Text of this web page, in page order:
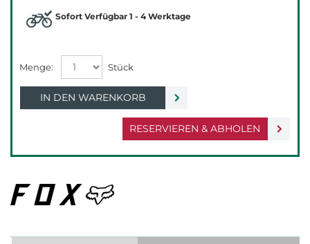
RESERVIEREN & ABHOLEN
Sofort Verfügbar 1 - 4 Werktage
IN DEN WARENKORB